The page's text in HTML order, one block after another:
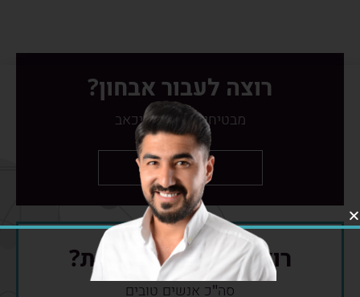
רוצה לעבור אבחון?
מבטיחים שזה לא יכאב
ברור!
רוצה להכיר את הצוות?
סה"כ אנשים טובים